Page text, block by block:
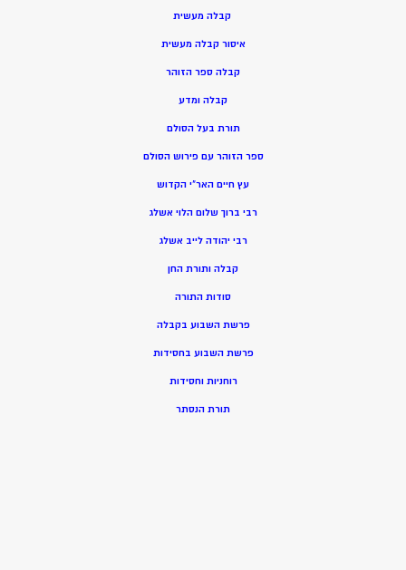
קבלה מעשית
איסור קבלה מעשית
קבלה ספר הזוהר
קבלה ומדע
תורת בעל הסולם
ספר הזוהר עם פירוש הסולם
עץ חיים האר”י הקדוש
רבי ברוך שלום הלוי אשלג
רבי יהודה לייב אשלג
קבלה ותורת החן
סודות התורה
פרשת השבוע בקבלה
פרשת השבוע בחסידות
רוחניות וחסידות
תורת הנסתר